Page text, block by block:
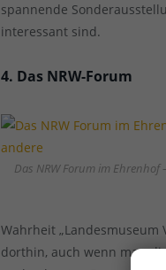
spannende
interessant sind.
4. Das NRW-Forum
Das NRW Forum im Ehrenhof
Wahrheit
dorthin, auch wenn man